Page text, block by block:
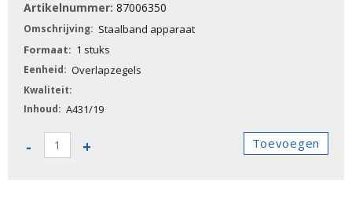
aantal
87006350
Staalband apparaat
1 stuks
Overlapzegels
A431/19
-
87006350
+ Toevoegen